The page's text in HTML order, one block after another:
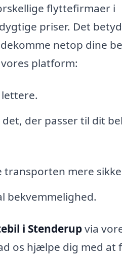
flyttefirmaer i
priser. Det
netop dine
platform:
der passer til dit
mere
bekvemmelighed.
i Stenderupvia
os hjælpe dig med at